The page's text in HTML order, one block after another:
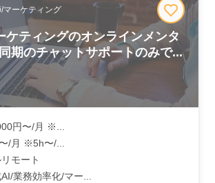
マーケティング
ケティングのオンラインメンタ
期のチャットサポートのみで...
円〜/月 ※...
/月 ※5h〜/...
モート
業務効率化/マー...